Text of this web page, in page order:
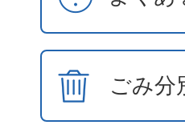
ごみ分